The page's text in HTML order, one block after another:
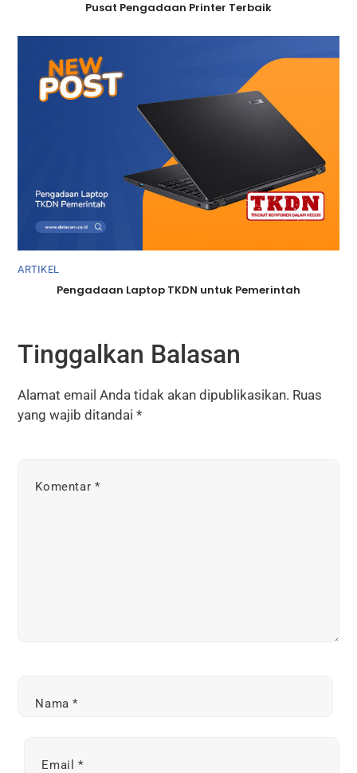
Pusat Pengadaan Printer Terbaik
ARTIKEL
Pengadaan Laptop TKDN untuk Pemerintah
Tinggalkan Balasan
Alamat email Anda tidak akan dipublikasikan. Ruas
yang wajib ditandai*
Komentar *
Nama*
Email*